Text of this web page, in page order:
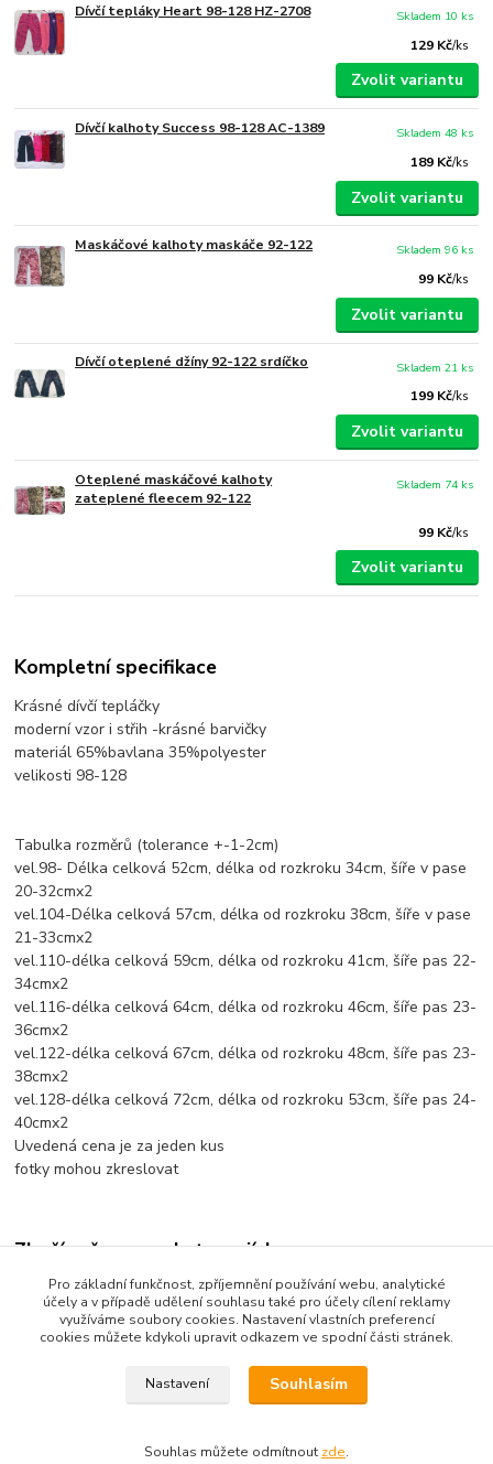
Dívčí tepláky Heart 98-128 HZ-2708
129 Kč/ks
Skladem 10 ks
Zvolit variantu
Dívčí kalhoty Success 98-128 AC-1389
189 Kč/ks
Skladem 48 ks
Zvolit variantu
Maskáčové kalhoty maskáče 92-122
99 Kč/ks
Skladem 96 ks
Zvolit variantu
Dívčí oteplené džíny 92-122 srdíčko
199 Kč/ks
Skladem 21 ks
Zvolit variantu
Oteplené maskáčové kalhoty
zateplené fleecem 92-122
99 Kč/ks
Skladem 74 ks
Zvolit variantu
Kompletní specifikace
Krásné dívčí tepláčky
moderní vzor i střih -krásné barvičky
materiál 65%bavlana 35%polyester
velikosti 98-128
Tabulka rozměrů (tolerance +-1-2cm)
vel.98- Délka celková 52cm, délka od rozkroku 34cm, šíře v pase
20-32cmx2
vel.104-Délka celková 57cm, délka od rozkroku 38cm, šíře v pase
21-33cmx2
vel.110-délka celková 59cm, délka od rozkroku 41cm, šíře pas 22-
34cmx2
vel.116-délka celková 64cm, délka od rozkroku 46cm, šíře pas 23-
36cmx2
vel.122-délka celková 67cm, délka od rozkroku 48cm, šíře pas 23-
38cmx2
vel.128-délka celková 72cm, délka od rozkroku 53cm, šíře pas 24-
40cmx2
Uvedená cena je za jeden kus
fotky mohou zkreslovat
Zboží zařazeno v kategoriích
Dětské oblečení
Dětské kalhoty
Pro základní funkčnost, zpříjemnění používání webu, analytické
účely a v případě udělení souhlasu také pro účely cílení reklamy
využíváme soubory cookies. Nastavení vlastních preferencí
cookies můžete kdykoli upravit odkazem ve spodní části stránek.
Nastavení Souhlasím
Souhlas můžete odmítnout zde.